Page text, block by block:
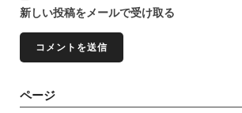
新しい投稿をメールで受け取る
ページ